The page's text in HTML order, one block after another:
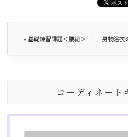
« 基礎練習課題＜腰紐＞ 男物浴衣
コーディネート